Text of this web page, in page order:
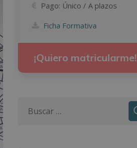
Pago: Único / A plazos
Ficha Formativa
¡Quiero matricularme!